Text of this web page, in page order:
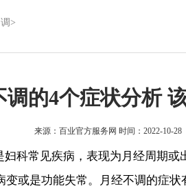
>
调的4个症状分析
来源： 百业官方服务网 时间：2022-10-28
常见疾病，表现为月经周期或
或是功能失常。月经不调的症